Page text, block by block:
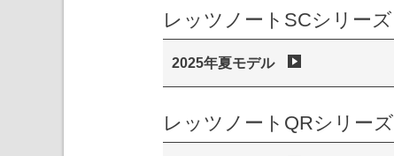
レッツノートSCシリーズ
2025年夏モデル
レッツノートQRシリーズ